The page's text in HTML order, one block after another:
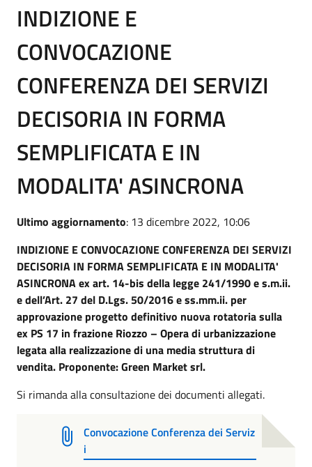
INDIZIONE E
CONVOCAZIONE
CONFERENZA DEI SERVIZI
DECISORIA IN FORMA
SEMPLIFICATA E IN
MODALITA' ASINCRONA
Ultimo aggiornamento: 13 dicembre 2022, 10:06
INDIZIONE E CONVOCAZIONE CONFERENZA DEI SERVIZI
DECISORIA IN FORMA SEMPLIFICATA E IN MODALITA'
ASINCRONA ex art. 14-bis della legge 241/1990 e s.m.ii.
e dell’Art. 27 del D.Lgs. 50/2016 e ss.mm.ii. per
approvazione progetto definitivo nuova rotatoria sulla
ex PS 17 in frazione Riozzo – Opera di urbanizzazione
legata alla realizzazione di una media struttura di
vendita. Proponente: Green Market srl.
Si rimanda alla consultazione dei documenti allegati.
Convocazione Conferenza dei Serviz
i